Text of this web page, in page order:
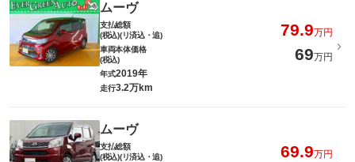
ムーヴ
支払総額
(税込)(リ済込・追)
79.9万円
車両本体価格
(税込)
69万円
年式2019年
走行3.2万km
ムーヴ
支払総額
(税込)(リ済込・追)
69.9万円